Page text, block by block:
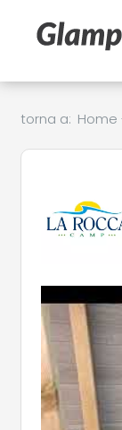
torna a: Home